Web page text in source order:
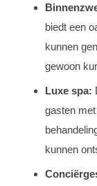
biedt een
kunnen
gewoon
Luxe spa:
gasten
kunnen